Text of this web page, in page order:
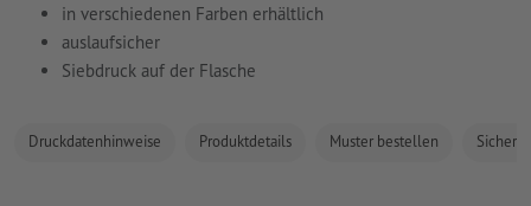
in verschiedenen Farben erhältlich
auslaufsicher
Siebdruck auf der Flasche
Druckdatenhinweise Produktdetails Muster bestellen